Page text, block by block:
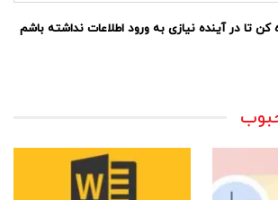
کن تا در آینده نیازی به ورود اطلاعات نداشته باشم